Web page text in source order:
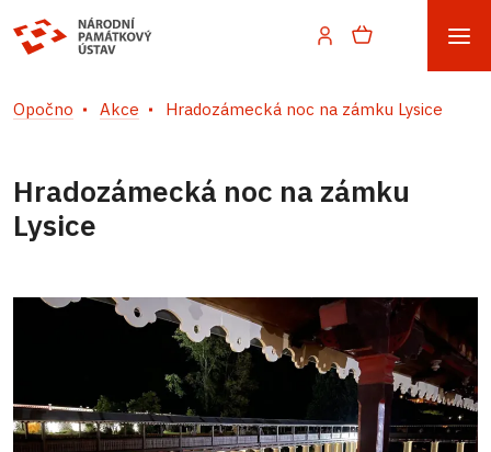
Opočno Akce Hradozámecká noc na zámku Lysice
Hradozámecká noc na zámku
Lysice